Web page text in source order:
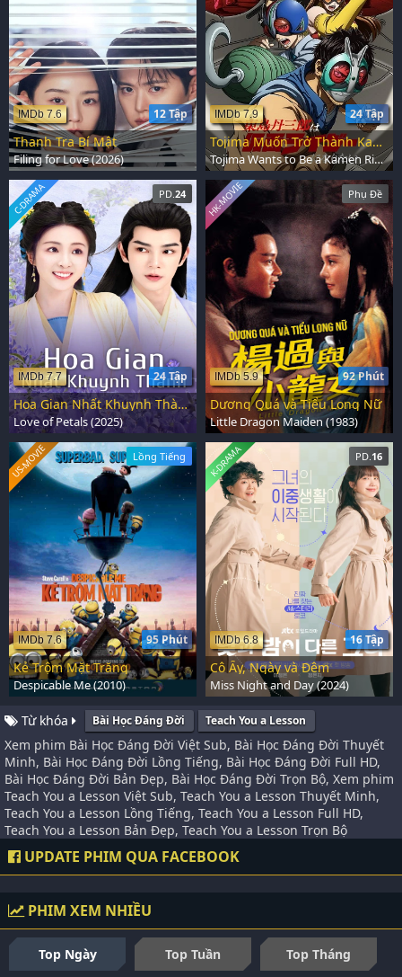
12 Tập
IMDb 7.6
Thanh Tra Bí Mật
Filing for Love (2026)
24 Tập
IMDb 7.9
Tojima Muốn Trở Thành Kamen Rider
Tojima Wants to Be a Kamen Rider (2025)
PD.24
24 Tập
IMDb 7.7
C-DRAMA
Hoa Gian Nhất Khuynh Thành
Love of Petals (2025)
Phụ Đề
92 Phút
IMDb 5.9
HK-MOVIE
Dương Quá và Tiểu Long Nữ
Little Dragon Maiden (1983)
Lồng Tiếng
95 Phút
IMDb 7.6
US-MOVIE
Kẻ Trộm Mặt Trăng
Despicable Me (2010)
PD.16
16 Tập
IMDb 6.8
K-DRAMA
Cô Ấy, Ngày và Đêm
Miss Night and Day (2024)
Từ khóa Bài Học Ðáng Ðời Teach You a Lesson
Xem phim Bài Học Ðáng Ðời Việt Sub, Bài Học Ðáng Ðời Thuyết
Minh, Bài Học Ðáng Ðời Lồng Tiếng, Bài Học Ðáng Ðời Full HD,
Bài Học Ðáng Ðời Bản Đẹp, Bài Học Ðáng Ðời Trọn Bộ, Xem phim
Teach You a Lesson Việt Sub, Teach You a Lesson Thuyết Minh,
Teach You a Lesson Lồng Tiếng, Teach You a Lesson Full HD,
Teach You a Lesson Bản Đẹp, Teach You a Lesson Trọn Bộ
UPDATE PHIM QUA FACEBOOK
PHIM XEM NHIỀU
Top Ngày Top Tuần
Top Tháng